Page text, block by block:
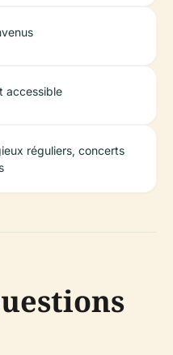
accessible
réguliers, concerts